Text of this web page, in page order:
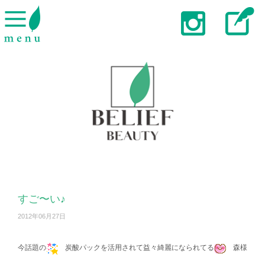
すご〜い♪
2012年06月27日
今話題の 炭酸パックを活用されて益々綺麗になられてる
森様